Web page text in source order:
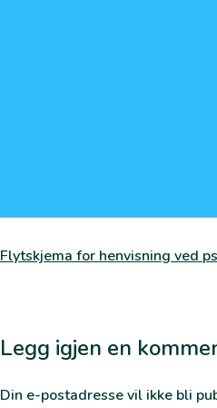
Flytskjema for henvisning ved
Legg igjen en
Din e-postadresse vil ikke bli